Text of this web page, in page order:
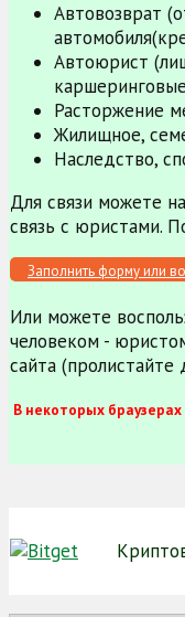
Автовозврат
Автоюрист
Расторжение
Жилищное,
Наследство,
Для связи можете
связь с юристами.
Заполнить форму или
Или можете
человеком -
сайта (пролистайте
В некоторых